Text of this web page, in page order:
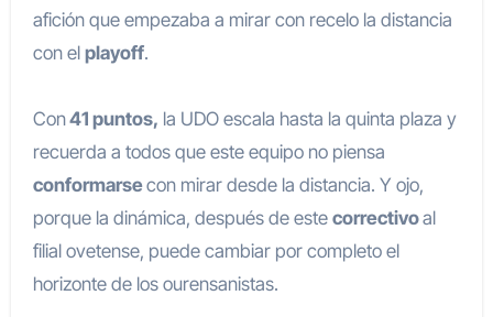
afición que empezaba a mirar con recelo la distancia
con el playoff.
Con41 puntos, la UDO escala hasta la quinta plaza y
recuerda a todos que este equipo no piensa
conformarsecon mirar desde la distancia. Y ojo,
porque la dinámica, después de este correctivoal
filial ovetense, puede cambiar por completo el
horizonte de los ourensanistas.